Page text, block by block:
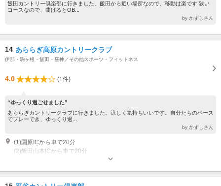
飯田カントリー倶楽部に行きました。飯田から近い場所なので、移動は楽です 狭い
コースなので、曲げるとOB...
by かずしさん
14 あららぎ高原カントリークラブ
伊那・駒ヶ根・飯田・昼神／その他スポーツ・フィットネス
4.0 (1件)
“ゆっくり過ごせました”
あららぎカントリークラブに行きました。涼しく気持ちいいです。自分たちのペース
でプレーでき、ゆっくり過...
by かずしさん
(1)園原ICから車で20分
(2)飯田山本ICから車で20分